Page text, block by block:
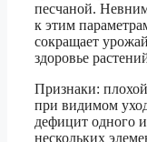
песчаной.
к этим
сокращает
здоровье
Признаки:
при видимом
дефицит одного
нескольких